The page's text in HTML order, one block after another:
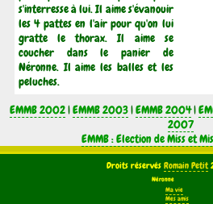
s'interresse à lui. Il aime s'évanouir
les 4 pattes en l'air pour qu'on lui
gratte le thorax. Il aime se
coucher dans le panier de
Néronne. Il aime les balles et les
peluches.
EMMB 2002|EMMB 2003|EMMB 2004|
2007
EMMB : Election de Miss et
Droits réservés Romain Petit
Néronne
Ma vie
Mes amis